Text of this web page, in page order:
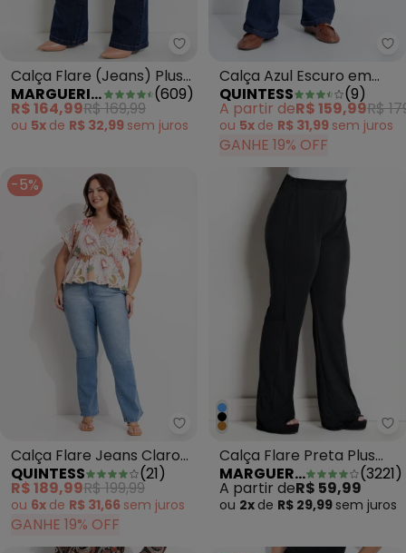
Calça Flare (Jeans) Plus Size
Calça Flare (Jeans) Plus
Size Marguerite
MARGUERITE (609)
R$ 164,99R$ 169,99
ou 5x de R$ 32,99 sem juros
Calça Azul Escuro em
Jeans
QUINTESS (9)
A partir deR$ 159,99R$
ou 5x de R$ 31,99 sem juros
GANHE 19% OFF
-5%
Quintess - Calça Flare Jeans
Calça Flare Jeans Claro
em Jeans
QUINTESS (21)
R$ 189,99R$ 199,99
ou 6x de R$ 31,66 sem juros
GANHE 19% OFF
Calça Flare Preta Plus
Size
MARGUERITE (3221)
A partir deR$ 59,99
ou 2x de R$ 29,99 sem juros